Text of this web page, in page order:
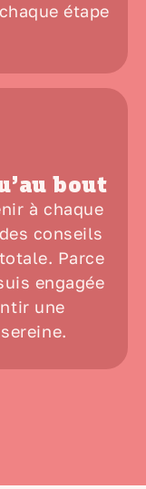
étape
bout
à chaque
conseils
. Parce
engagée
une